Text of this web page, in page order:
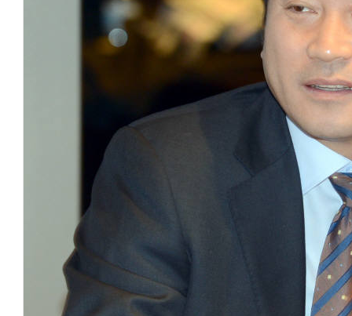
양자컴퓨팅 비즈니스·기술 입문 1-Day